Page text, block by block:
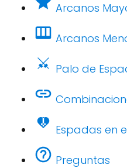
Arcanos
Arcanos
Palo de
Espadas en
Preguntas